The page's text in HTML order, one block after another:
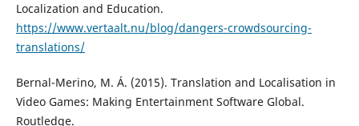
Localization and Education.
https://www.vertaalt.nu/blog/dangers-crowdsourcing-
translations/
Bernal-Merino, M. Á. (2015). Translation and Localisation in
Video Games: Making Entertainment Software Global.
Routledge.